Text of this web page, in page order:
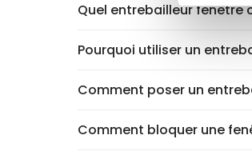
Quel entrebailleur fenêtre
Pourquoi utiliser un
Comment poser un
Comment bloquer une